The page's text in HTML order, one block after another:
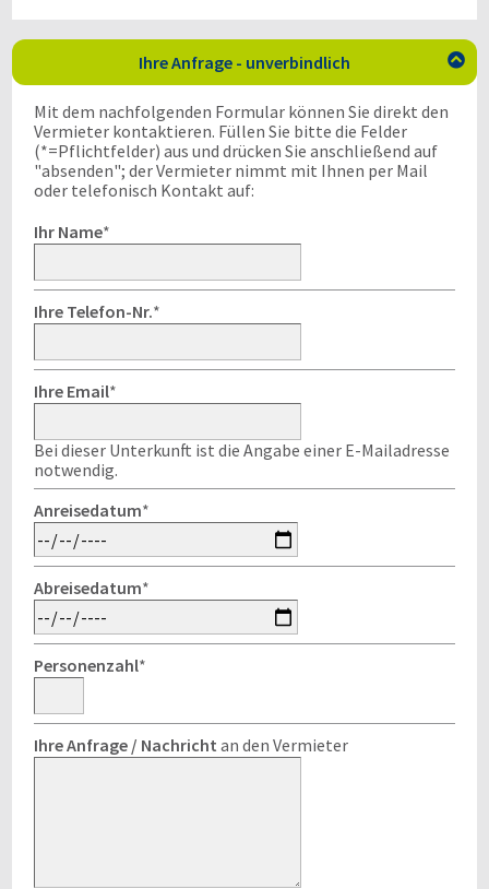
Ihre Anfrage - unverbindlich 
Mit dem nachfolgenden Formular können Sie direkt den
Vermieter kontaktieren. Füllen Sie bitte die Felder
(*=Pflichtfelder) aus und drücken Sie anschließend auf
"absenden"; der Vermieter nimmt mit Ihnen per Mail
oder telefonisch Kontakt auf:
Ihr Name*
Ihre Telefon-Nr.*
Ihre Email*
Bei dieser Unterkunft ist die Angabe einer E-Mailadresse
notwendig.
Anreisedatum*
Abreisedatum*
Personenzahl*
Ihre Anfrage / Nachricht an den Vermieter